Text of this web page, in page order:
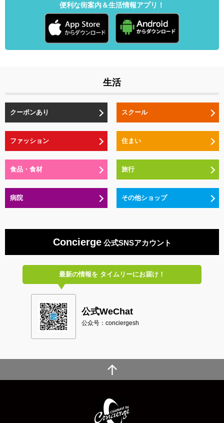
便利な街案内＆生活情報アプリ！
生活
クーポンあり スクール
ファッション 住まい
食品・食材 旅行
病院 その他ショップ
Concierge公式SNSアカウント
最新の情報をタイムリーにお届け！
公式WeChat
公众号：conciergesh